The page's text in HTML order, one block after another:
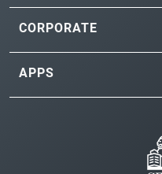
CORPORATE
APPS